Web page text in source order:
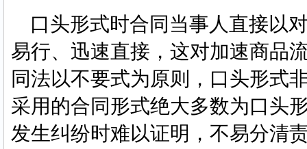
口头形式时合同当事人直接以
易行、迅速直接，这对加速商品
同法以不要式为原则，口头形式
采用的合同形式绝大多数为口头
发生纠纷时难以证明，不易分清